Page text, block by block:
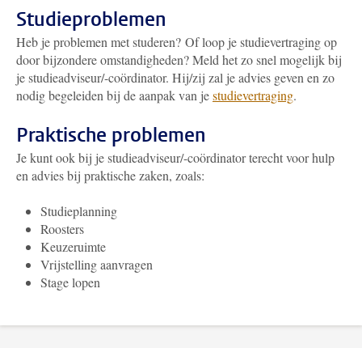
Studieproblemen
Heb je problemen met studeren? Of loop je studievertraging op
door bijzondere omstandigheden? Meld het zo snel mogelijk bij
je studieadviseur/-coördinator. Hij/zij zal je advies geven en zo
nodig begeleiden bij de aanpak van jestudievertraging.
Praktische problemen
Je kunt ook bij je studieadviseur/-coördinator terecht voor hulp
en advies bij praktische zaken, zoals:
Studieplanning
Roosters
Keuzeruimte
Vrijstelling aanvragen
Stage lopen